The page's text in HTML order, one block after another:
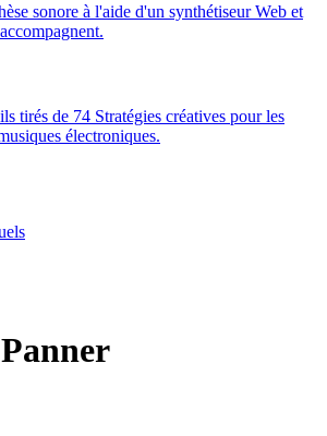
sonore à l'aide d'un synthétiseur Web et
tirés de 74 Stratégies créatives pour les
électroniques.